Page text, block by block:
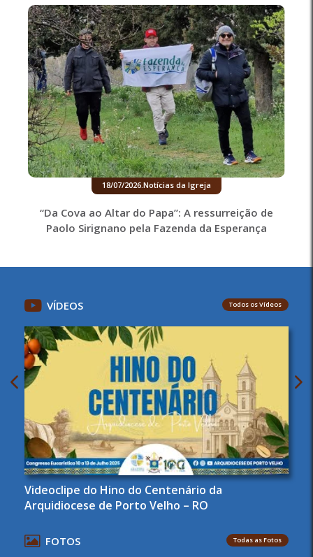
18/07/2026.Notícias da Igreja
“Da Cova ao Altar do Papa”: A ressurreição de
Paolo Sirignano pela Fazenda da Esperança
VÍDEOS Todos os Vídeos
Videoclipe do Hino do Centenário da
Arquidiocese de Porto Velho – RO
FOTOS Todas as Fotos